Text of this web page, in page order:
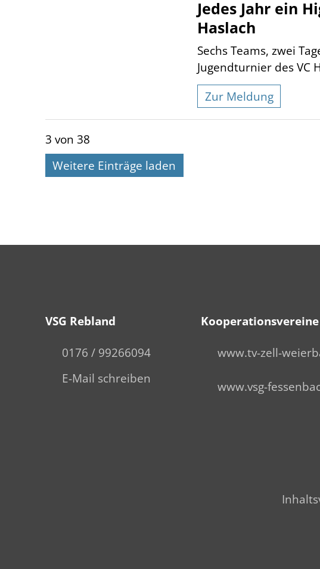
Jedes Jahr ein
Haslach
Sechs Teams, zwei
Jugendturnier des VC
Zur Meldung
3 von 38
Weitere Einträge laden
VSG Rebland
0176 / 99266094
E-Mail schreiben
Kooperationsvereine
www.tv-zell-
www.vsg-